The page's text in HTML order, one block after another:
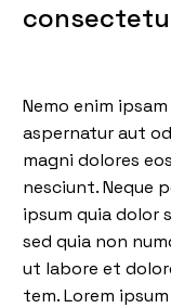
Nemo enim
aspernatur aut
magni dolores
nesciunt. Neque
ipsum quia dolor
sed quia non
ut labore et
tem. Lorem